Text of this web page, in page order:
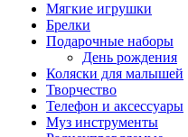
Мягкие игрушки
Брелки
Подарочные наборы
День рождения
Коляски для малышей
Творчество
Телефон и аксессуары
Муз инструменты